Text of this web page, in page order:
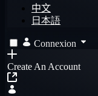
中文
日本語
Connexion
Create An Account